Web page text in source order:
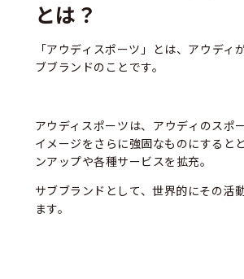
とは？
「アウディスポーツ」とは、アウディ
ブブランドのことです。
アウディスポーツは、アウディのスポ
イメージをさらに強固なものにすると
ンアップや各種サービスを拡充。
サブブランドとして、世界的にその活
ます。